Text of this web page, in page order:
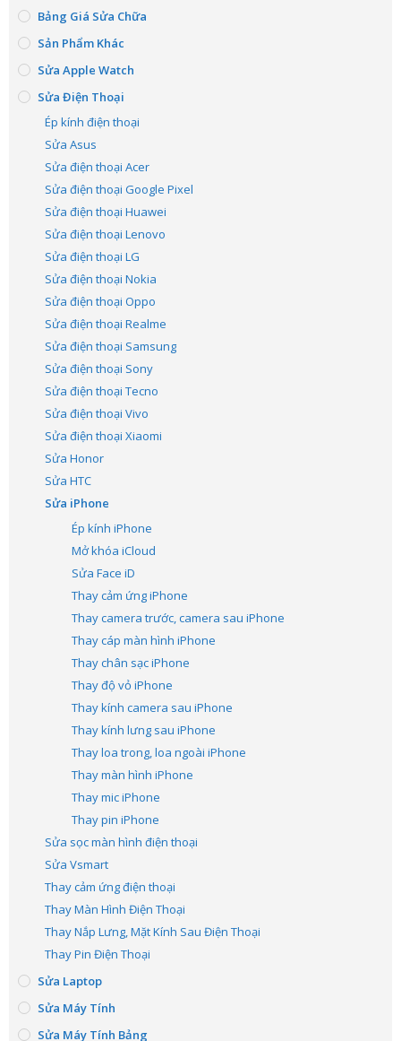
Bảng Giá Sửa Chữa
Sản Phẩm Khác
Sửa Apple Watch
Sửa Điện Thoại
Ép kính điện thoại
Sửa Asus
Sửa điện thoại Acer
Sửa điện thoại Google Pixel
Sửa điện thoại Huawei
Sửa điện thoại Lenovo
Sửa điện thoại LG
Sửa điện thoại Nokia
Sửa điện thoại Oppo
Sửa điện thoại Realme
Sửa điện thoại Samsung
Sửa điện thoại Sony
Sửa điện thoại Tecno
Sửa điện thoại Vivo
Sửa điện thoại Xiaomi
Sửa Honor
Sửa HTC
Sửa iPhone
Ép kính iPhone
Mở khóa iCloud
Sửa Face iD
Thay cảm ứng iPhone
Thay camera trước, camera sau iPhone
Thay cáp màn hình iPhone
Thay chân sạc iPhone
Thay độ vỏ iPhone
Thay kính camera sau iPhone
Thay kính lưng sau iPhone
Thay loa trong, loa ngoài iPhone
Thay màn hình iPhone
Thay mic iPhone
Thay pin iPhone
Sửa sọc màn hình điện thoại
Sửa Vsmart
Thay cảm ứng điện thoại
Thay Màn Hình Điện Thoại
Thay Nắp Lưng, Mặt Kính Sau Điện Thoại
Thay Pin Điện Thoại
Sửa Laptop
Sửa Máy Tính
Sửa Máy Tính Bảng